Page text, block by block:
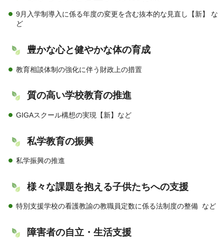
9月入学制導入に係る年度の変更を含む抜本的な見直し【新】 な
ど
豊かな心と健やかな体の育成
教育相談体制の強化に伴う財政上の措置
質の高い学校教育の推進
GIGAスクール構想の実現【新】など
私学教育の振興
私学振興の推進
様々な課題を抱える子供たちへの支援
特別支援学校の看護教諭の教職員定数に係る法制度の整備 など
障害者の自立・生活支援